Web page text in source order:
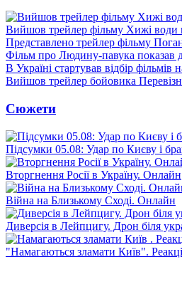
Вийшов трейлер фільму Хижі води
Представлено трейлер фільму
Фільм про Людину-павука показав
В Україні стартував відбір
Вийшов трейлер бойовика
Сюжети
Підсумки 05.08: Удар по Києву і
Вторгнення Росії в Україну. Онлайн
Війна на Близькому Сході. Онлайн
Диверсія в Лейпцигу. Дрон біля
"Намагаються зламати Київ".